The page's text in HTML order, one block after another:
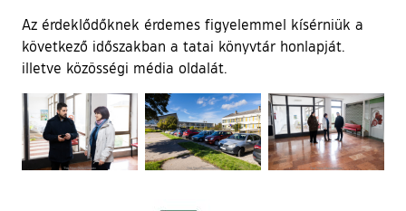
Az érdeklődőknek érdemes figyelemmel kísérniük a
következő időszakban a tatai könyvtár honlapját.
illetve közösségi média oldalát.
Ugrás a galéria utánra